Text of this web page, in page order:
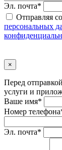
Эл. почта*
Отправляя
персональных
×
Перед
услуги и
Ваше имя*
Номер
Эл. почта*